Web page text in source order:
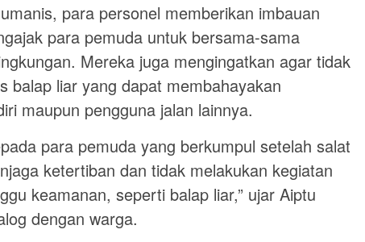
para personel memberikan imbauan
para pemuda untuk bersama-sama
Mereka juga mengingatkan agar tidak
balap liar yang dapat membahayakan
maupun pengguna jalan lainnya.
para pemuda yang berkumpul setelah salat
ketertiban dan tidak melakukan kegiatan
keamanan, seperti balap liar,” ujar Aiptu
dengan warga.